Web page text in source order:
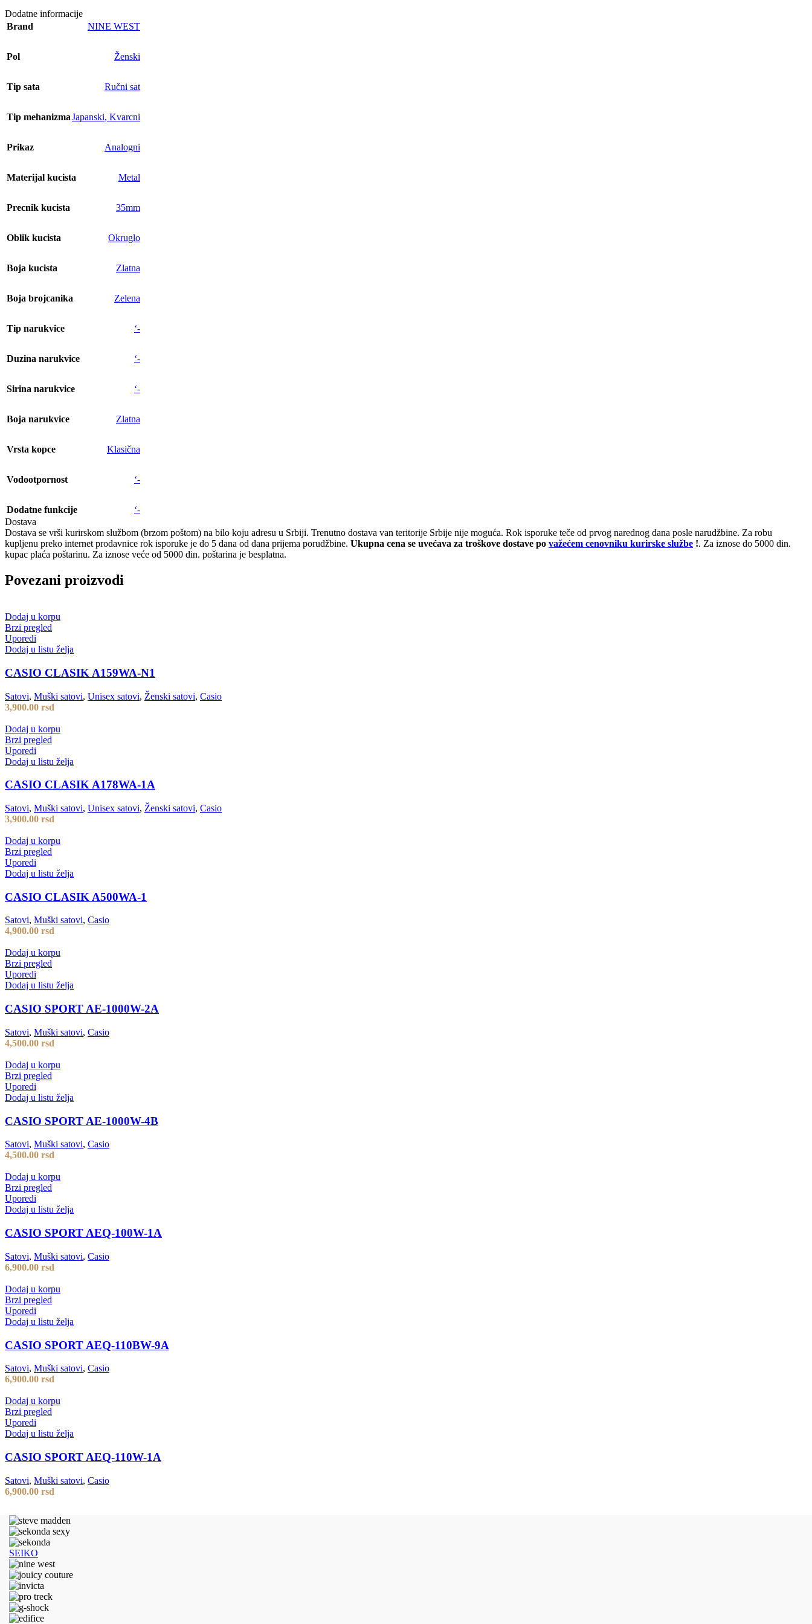
Dodatne informacije
Brand
NINE WEST
Pol Ženski
Tip sata Ručni sat
Tip mehanizmaJapanski, Kvarcni
Prikaz Analogni
Materijal kucista Metal
Precnik kucista 35mm
Oblik kucista Okruglo
Boja kucista Zlatna
Boja brojcanika Zelena
Tip narukvice ‘-
Duzina narukvice ‘-
Sirina narukvice ‘-
Boja narukvice Zlatna
Vrsta kopce Klasična
Vodootpornost ‘-
Dodatne funkcije
‘-
Dostava
Dostava se vrši kurirskom službom (brzom poštom) na bilo koju adresu u Srbiji. Trenutno dostava van teritorije Srbije nije moguća. Rok isporuke teče od prvog narednog dana posle narudžbine. Za robu
kupljenu preko internet prodavnice rok isporuke je do 5 dana od dana prijema porudžbine. Ukupna cena se uvećava za troškove dostave po važećem cenovniku kurirske službe !. Za iznose do 5000 din.
kupac plaća poštarinu. Za iznose veće od 5000 din. poštarina je besplatna.
Povezani proizvodi
Dodaj u korpu
Brzi pregled
Uporedi
Dodaj u listu želja
CASIO CLASIK A159WA-N1
Satovi, Muški satovi, Unisex satovi, Ženski satovi, Casio
3,900.00 rsd
Dodaj u korpu
Brzi pregled
Uporedi
Dodaj u listu želja
CASIO CLASIK A178WA-1A
Satovi, Muški satovi, Unisex satovi, Ženski satovi, Casio
3,900.00 rsd
Dodaj u korpu
Brzi pregled
Uporedi
Dodaj u listu želja
CASIO CLASIK A500WA-1
Satovi, Muški satovi, Casio
4,900.00 rsd
Dodaj u korpu
Brzi pregled
Uporedi
Dodaj u listu želja
CASIO SPORT AE-1000W-2A
Satovi, Muški satovi, Casio
4,500.00 rsd
Dodaj u korpu
Brzi pregled
Uporedi
Dodaj u listu želja
CASIO SPORT AE-1000W-4B
Satovi, Muški satovi, Casio
4,500.00 rsd
Dodaj u korpu
Brzi pregled
Uporedi
Dodaj u listu želja
CASIO SPORT AEQ-100W-1A
Satovi, Muški satovi, Casio
6,900.00 rsd
Dodaj u korpu
Brzi pregled
Uporedi
Dodaj u listu želja
CASIO SPORT AEQ-110BW-9A
Satovi, Muški satovi, Casio
6,900.00 rsd
Dodaj u korpu
Brzi pregled
Uporedi
Dodaj u listu želja
CASIO SPORT AEQ-110W-1A
Satovi, Muški satovi, Casio
6,900.00 rsd
SEIKO